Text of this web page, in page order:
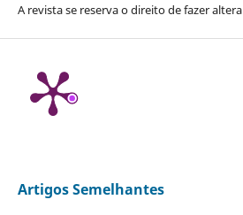
A revista se reserva o direito de fazer altera
Artigos Semelhantes